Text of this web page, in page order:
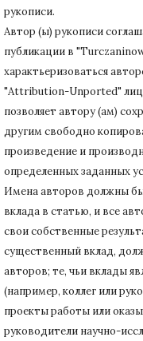
рукописи.
Автор (ы) рукописи
публикации в
характьеризоваться
"Attribution-Unported"
позволяет автору (ам)
другим свободно
произведение и
определенных заданных
Имена авторов должны
вклада в статью, и все
свои собственные
существенный вклад,
авторов; те, чьи вклады
(например, коллег или
проекты работы или
руководители научно-